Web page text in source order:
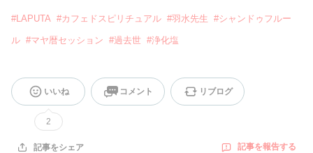
#LAPUTA #カフェドスピリチュアル #羽水先生 #シャンドゥフルー
ル #マヤ暦セッション #過去世 #浄化塩
いいね
2
コメント リブログ
記事をシェア 記事を報告する